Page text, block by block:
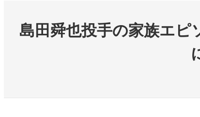
島田舜也投手の家族エピ